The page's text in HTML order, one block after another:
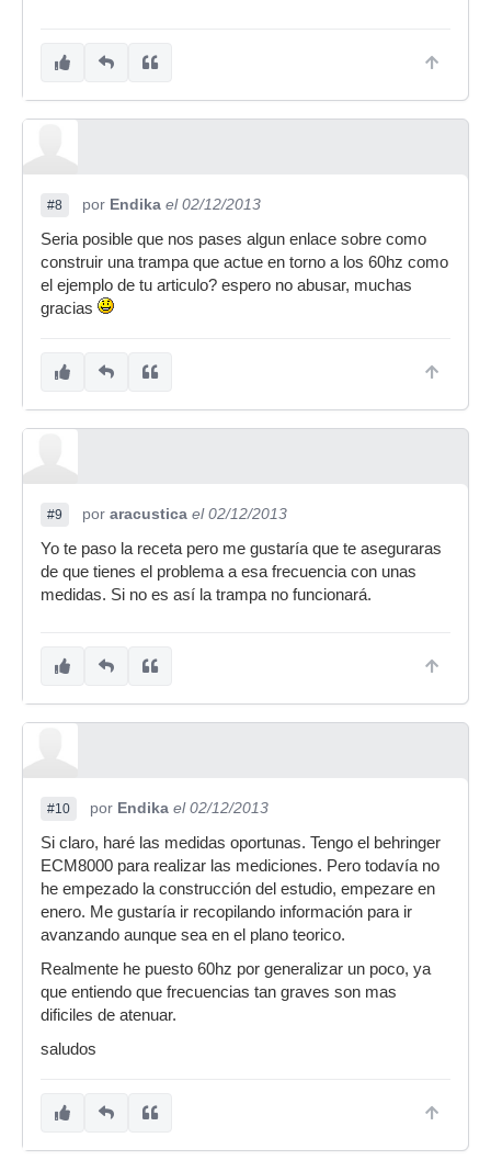
#8 por Endika el 02/12/2013
Seria posible que nos pases algun enlace sobre como
construir una trampa que actue en torno a los 60hz como
el ejemplo de tu articulo? espero no abusar, muchas
gracias
#9 por aracustica el 02/12/2013
Yo te paso la receta pero me gustaría que te aseguraras
de que tienes el problema a esa frecuencia con unas
medidas. Si no es así la trampa no funcionará.
#10 por Endika el 02/12/2013
Si claro, haré las medidas oportunas. Tengo el behringer
ECM8000 para realizar las mediciones. Pero todavía no
he empezado la construcción del estudio, empezare en
enero. Me gustaría ir recopilando información para ir
avanzando aunque sea en el plano teorico.
Realmente he puesto 60hz por generalizar un poco, ya
que entiendo que frecuencias tan graves son mas
dificiles de atenuar.
saludos